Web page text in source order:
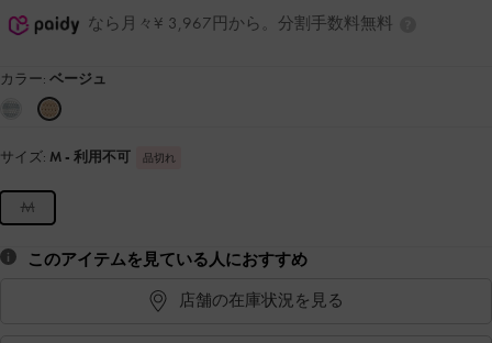
なら月々¥ 3,967円から。分割手数料無料
カラー: ベージュ
サイズ: M - 利用不可 品切れ
M
このアイテムを見ている人におすすめ
店舗の在庫状況を見る